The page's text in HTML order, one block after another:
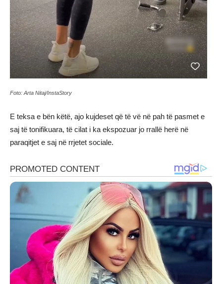
Foto: Arta Nitaj/InstaStory
E teksa e bën këtë, ajo kujdeset që të vë në pah të pasmet e
saj të tonifikuara, të cilat i ka ekspozuar jo rrallë herë në
paraqitjet e saj në rrjetet sociale.